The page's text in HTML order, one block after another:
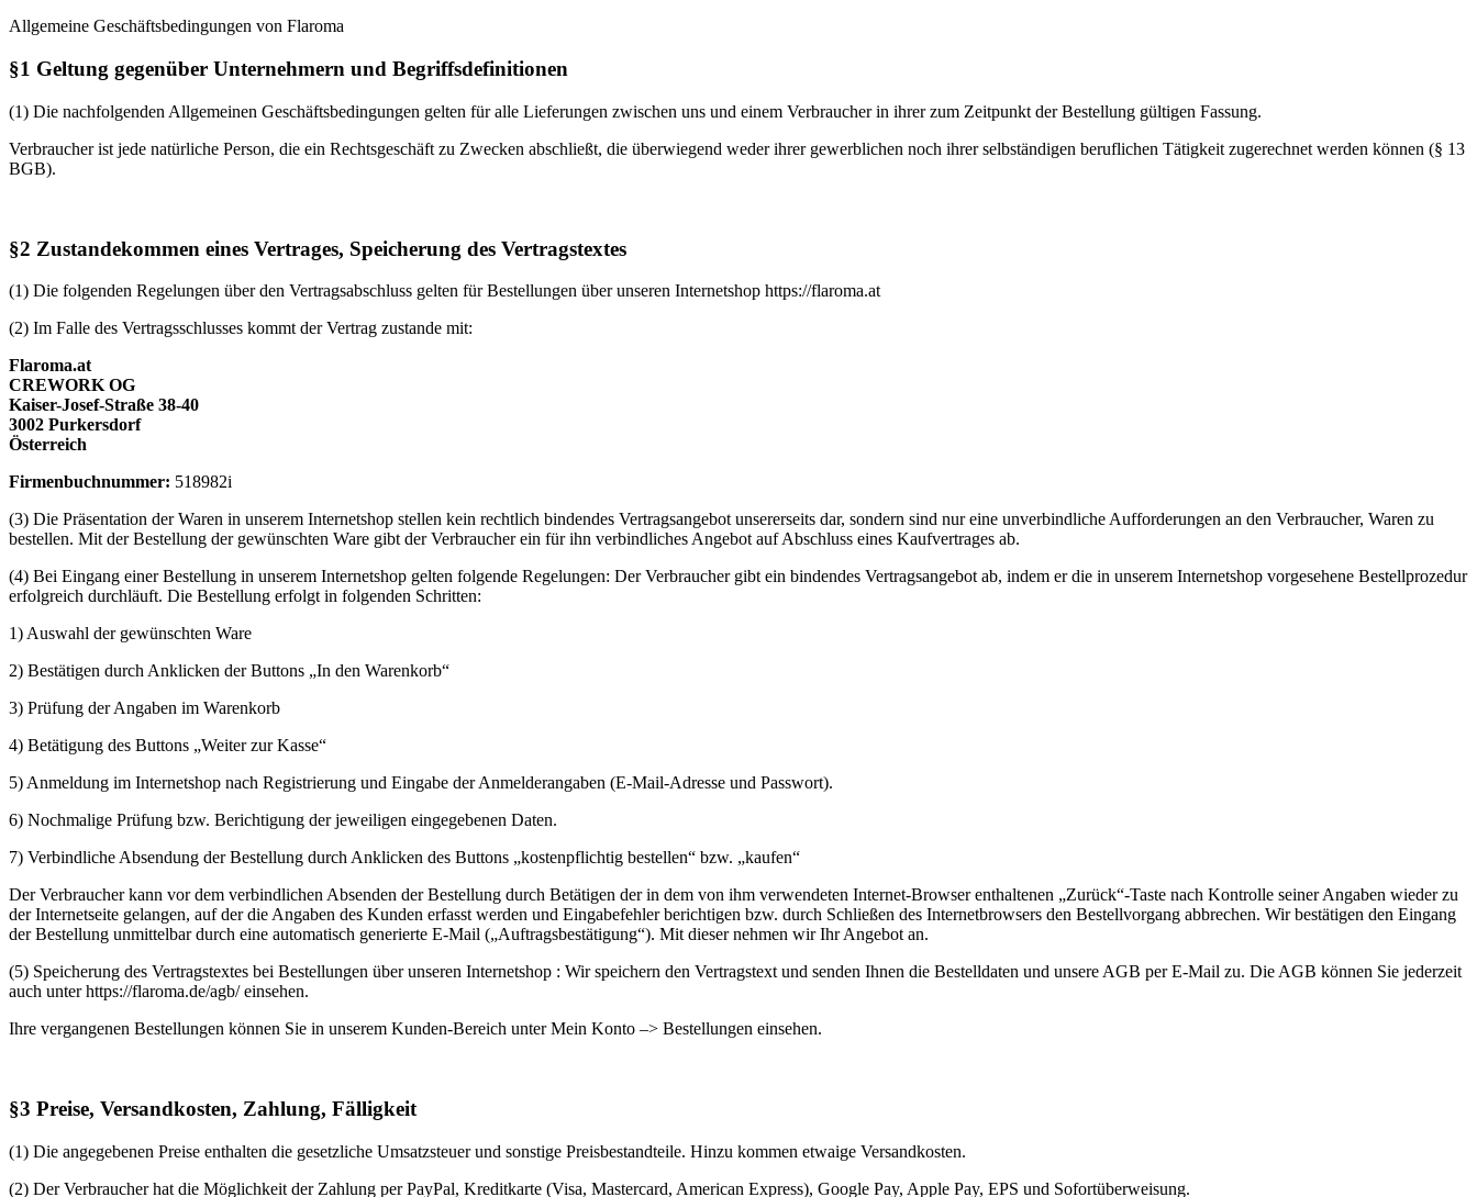
Allgemeine Geschäftsbedingungen von Flaroma
§1 Geltung gegenüber Unternehmern und Begriffsdefinitionen
(1) Die nachfolgenden Allgemeinen Geschäftsbedingungen gelten für alle Lieferungen zwischen uns und einem Verbraucher in ihrer zum Zeitpunkt der Bestellung gültigen Fassung.
Verbraucher ist jede natürliche Person, die ein Rechtsgeschäft zu Zwecken abschließt, die überwiegend weder ihrer gewerblichen noch ihrer selbständigen beruflichen Tätigkeit zugerechnet werden können (§ 13
BGB).
§2 Zustandekommen eines Vertrages, Speicherung des Vertragstextes
(1) Die folgenden Regelungen über den Vertragsabschluss gelten für Bestellungen über unseren Internetshop https://flaroma.at
(2) Im Falle des Vertragsschlusses kommt der Vertrag zustande mit:
Flaroma.at
CREWORK OG
Kaiser-Josef-Straße 38-40
3002 Purkersdorf
Österreich
Firmenbuchnummer: 518982i
(3) Die Präsentation der Waren in unserem Internetshop stellen kein rechtlich bindendes Vertragsangebot unsererseits dar, sondern sind nur eine unverbindliche Aufforderungen an den Verbraucher, Waren zu
bestellen. Mit der Bestellung der gewünschten Ware gibt der Verbraucher ein für ihn verbindliches Angebot auf Abschluss eines Kaufvertrages ab.
(4) Bei Eingang einer Bestellung in unserem Internetshop gelten folgende Regelungen: Der Verbraucher gibt ein bindendes Vertragsangebot ab, indem er die in unserem Internetshop vorgesehene Bestellprozedur
erfolgreich durchläuft. Die Bestellung erfolgt in folgenden Schritten:
1) Auswahl der gewünschten Ware
2) Bestätigen durch Anklicken der Buttons „In den Warenkorb“
3) Prüfung der Angaben im Warenkorb
4) Betätigung des Buttons „Weiter zur Kasse“
5) Anmeldung im Internetshop nach Registrierung und Eingabe der Anmelderangaben (E-Mail-Adresse und Passwort).
6) Nochmalige Prüfung bzw. Berichtigung der jeweiligen eingegebenen Daten.
7) Verbindliche Absendung der Bestellung durch Anklicken des Buttons „kostenpflichtig bestellen“ bzw. „kaufen“
Der Verbraucher kann vor dem verbindlichen Absenden der Bestellung durch Betätigen der in dem von ihm verwendeten Internet-Browser enthaltenen „Zurück“-Taste nach Kontrolle seiner Angaben wieder zu
der Internetseite gelangen, auf der die Angaben des Kunden erfasst werden und Eingabefehler berichtigen bzw. durch Schließen des Internetbrowsers den Bestellvorgang abbrechen. Wir bestätigen den Eingang
der Bestellung unmittelbar durch eine automatisch generierte E-Mail („Auftragsbestätigung“). Mit dieser nehmen wir Ihr Angebot an.
(5) Speicherung des Vertragstextes bei Bestellungen über unseren Internetshop : Wir speichern den Vertragstext und senden Ihnen die Bestelldaten und unsere AGB per E-Mail zu. Die AGB können Sie jederzeit
auch unter https://flaroma.de/agb/ einsehen.
Ihre vergangenen Bestellungen können Sie in unserem Kunden-Bereich unter Mein Konto –> Bestellungen einsehen.
§3 Preise, Versandkosten, Zahlung, Fälligkeit
(1) Die angegebenen Preise enthalten die gesetzliche Umsatzsteuer und sonstige Preisbestandteile. Hinzu kommen etwaige Versandkosten.
(2) Der Verbraucher hat die Möglichkeit der Zahlung per PayPal, Kreditkarte (Visa, Mastercard, American Express), Google Pay, Apple Pay, EPS und Sofortüberweisung.